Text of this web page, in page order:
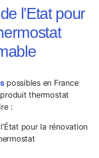
l’Etat pour
possibles en France
produit thermostat
:
pour la rénovation